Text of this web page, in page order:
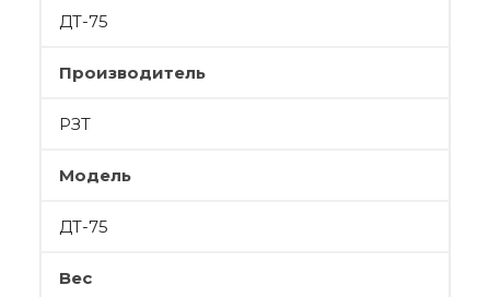
ДТ-75
Производитель
РЗТ
Модель
ДТ-75
Вес